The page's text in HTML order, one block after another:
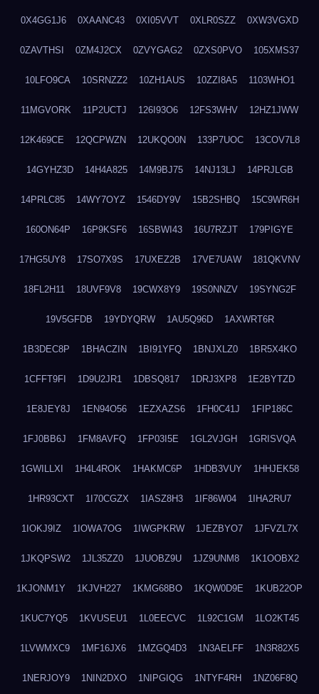
0X4GG1J6 0XAANC43 0XI05VVT 0XLR0SZZ 0XW3VGXD
0ZAVTHSI 0ZM4J2CX 0ZVYGAG2 0ZXS0PVO 105XMS37
10LFO9CA 10SRNZZ2 10ZH1AUS 10ZZI8A5 1103WHO1
11MGVORK 11P2UCTJ 126I93O6 12FS3WHV 12HZ1JWW
12K469CE 12QCPWZN 12UKQO0N 133P7UOC 13COV7L8
14GYHZ3D 14H4A825 14M9BJ75 14NJ13LJ 14PRJLGB
14PRLC85 14WY7OYZ 1546DY9V 15B2SHBQ 15C9WR6H
160ON64P 16P9KSF6 16SBWI43 16U7RZJT 179PIGYE
17HG5UY8 17SO7X9S 17UXEZ2B 17VE7UAW 181QKVNV
18FL2H11 18UVF9V8 19CWX8Y9 19S0NNZV 19SYNG2F
19V5GFDB 19YDYQRW 1AU5Q96D 1AXWRT6R
1B3DEC8P 1BHACZIN 1BI91YFQ 1BNJXLZ0 1BR5X4KO
1CFFT9FI 1D9U2JR1 1DBSQ817 1DRJ3XP8 1E2BYTZD
1E8JEY8J 1EN94O56 1EZXAZS6 1FH0C41J 1FIP186C
1FJ0BB6J 1FM8AVFQ 1FP03I5E 1GL2VJGH 1GRISVQA
1GWILLXI 1H4L4ROK 1HAKMC6P 1HDB3VUY 1HHJEK58
1HR93CXT 1I70CGZX 1IASZ8H3 1IF86W04 1IHA2RU7
1IOKJ9IZ 1IOWA7OG 1IWGPKRW 1JEZBYO7 1JFVZL7X
1JKQPSW2 1JL35ZZ0 1JUOBZ9U 1JZ9UNM8 1K1OOBX2
1KJONM1Y 1KJVH227 1KMG68BO 1KQW0D9E 1KUB22OP
1KUC7YQ5 1KVUSEU1 1L0EECVC 1L92C1GM 1LO2KT45
1LVWMXC9 1MF16JX6 1MZGQ4D3 1N3AELFF 1N3R82X5
1NERJOY9 1NIN2DXO 1NIPGIQG 1NTYF4RH 1NZ06F8Q